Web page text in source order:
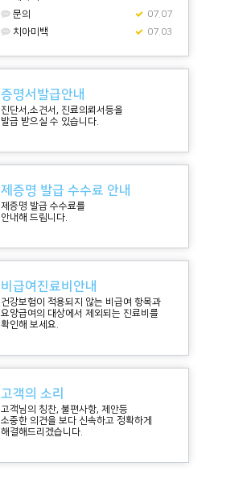
07.07
문의
07.03
치아미백
증명서발급안내
진단서,소견서, 진료의뢰서등을
발급 받으실 수 있습니다.
제증명 발급 수수료 안내
제증명 발급 수수료를
안내해 드립니다.
비급여진료비안내
건강보험이 적용되지 않는 비급여 항목과
요양급여의 대상에서 제외되는 진료비를
확인해 보세요.
고객의 소리
고객님의 칭찬, 불편사항, 제안등
소중한 의견을 보다 신속하고 정확하게
해결해드리겠습니다.